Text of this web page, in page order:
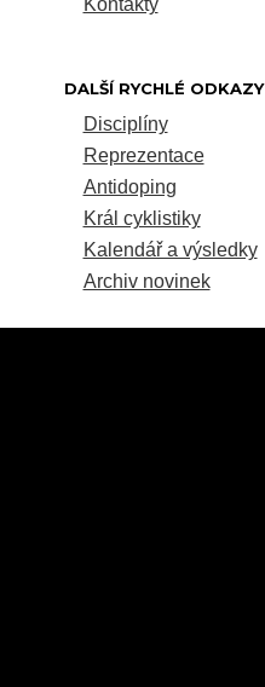
DALŠÍ RYCHLÉ ODKAZY
Disciplíny
Reprezentace
Antidoping
Král cyklistiky
Kalendář a výsledky
Archiv novinek